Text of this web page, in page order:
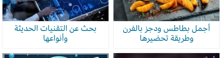
أجمل بطاطس ودجز بالفرن
وطريقة تحضيرها
بحث عن التقنيات الحديثة
وأنواعها